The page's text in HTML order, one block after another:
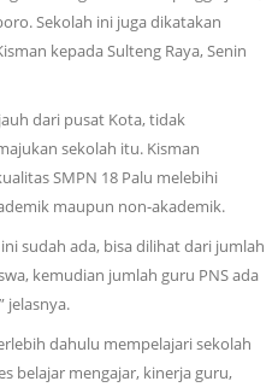
Sekolah ini juga dikatakan
kepada Sulteng Raya, Senin
dari pusat Kota, tidak
sekolah itu. Kisman
SMPN 18 Palu melebihi
maupun non-akademik.
sudah ada, bisa dilihat dari jumlah
kemudian jumlah guru PNS ada
jelasnya.
dahulu mempelajari sekolah
belajar mengajar, kinerja guru,